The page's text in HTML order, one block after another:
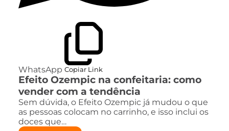
WhatsApp Copiar Link
Efeito Ozempic na confeitaria: como
vender com a tendência
Sem dúvida, o Efeito Ozempic já mudou o que
as pessoas colocam no carrinho, e isso inclui os
doces que…